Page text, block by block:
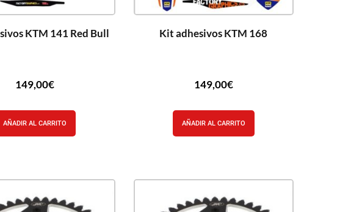
KTM 141 Red Bull
149,00€
AÑADIR AL CARRITO
Kit adhesivos KTM 168
149,00€
AÑADIR AL CARRITO